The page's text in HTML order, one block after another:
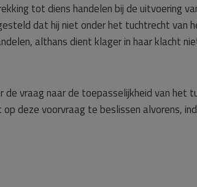
tot diens handelen bij de uitvoering
dat hij niet onder het tuchtrecht van
althans dient klager in haar klacht
vraag naar de toepasselijkheid van het
deze voorvraag te beslissen alvorens,